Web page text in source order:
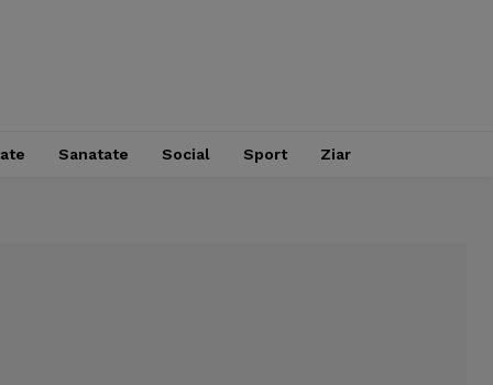
Sanatate Social Sport Ziar